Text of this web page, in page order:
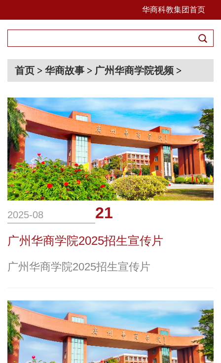
华商科教集团首页
首页 > 华商故事 > 广州华商学院视频 >
2025-08 21
广州华商学院2025招生宣传片
广州华商学院2025招生宣传片